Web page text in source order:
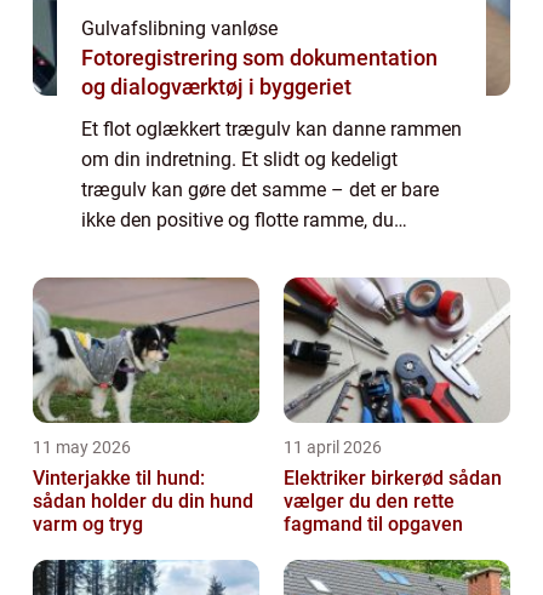
Gulvafslibning vanløse
Fotoregistrering som dokumentation
og dialogværktøj i byggeriet
Et flot oglækkert trægulv kan danne rammen
om din indretning. Et slidt og kedeligt
trægulv kan gøre det samme – det er bare
ikke den positive og flotte ramme, du
gulvafslibning! Bor du i Vanløse, så er det
11 may 2026
Vinterjakke til hund:
sådan holder du din hund
varm og tryg
11 april 2026
Elektriker birkerød sådan
vælger du den rette
fagmand til opgaven